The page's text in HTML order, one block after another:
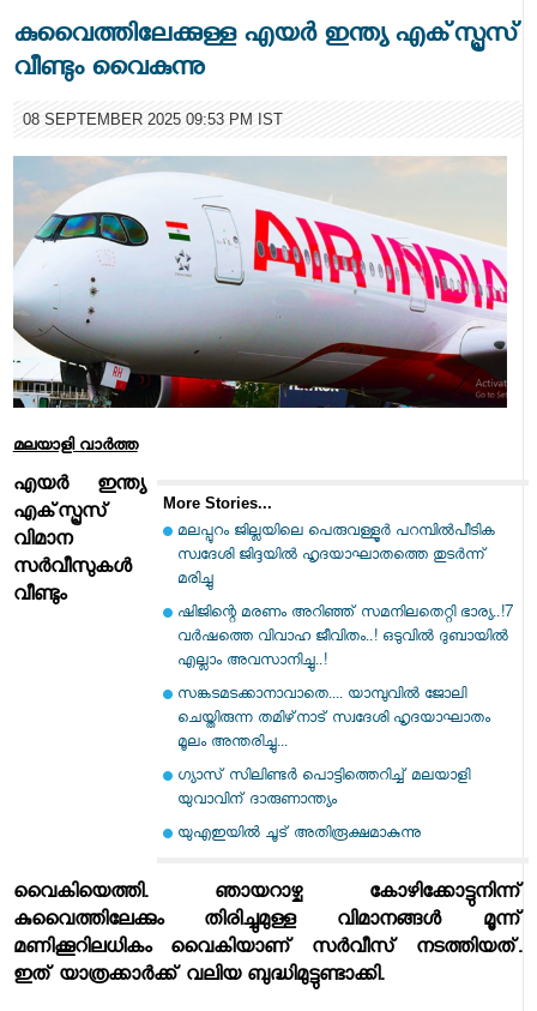
കുവൈത്തിലേക്കുള്ള എയര്‍ ഇന്ത്യ എക്‌സ്പ്രസ്
വീണ്ടും വൈകുന്നു
08 SEPTEMBER 2025 09:53 PM IST
മലയാളി വാര്‍ത്ത
More Stories...
മലപ്പുറം ജില്ലയിലെ പെരുവള്ളൂർ പറമ്പിൽപീടിക
സ്വദേശി ജിദ്ദയിൽ ഹൃദയാഘാതത്തെ തുടർന്ന്
മരിച്ചു
ഷിജിന്റെ മരണം അറിഞ്ഞ് സമനിലതെറ്റി ഭാര്യ..!7
വർഷത്തെ വിവാഹ ജീവിതം..! ഒടുവിൽ ദുബായിൽ
എല്ലാം അവസാനിച്ചു..!
സങ്കടമടക്കാനാവാതെ.... യാമ്പുവിൽ ജോലി
ചെയ്തിരുന്ന തമിഴ്‌നാട് സ്വദേശി ഹൃദയാഘാതം
മൂലം അന്തരിച്ചു...
ഗ്യാസ് സിലിണ്ടര്‍ പൊട്ടിത്തെറിച്ച് മലയാളി
യുവാവിന് ദാരുണാന്ത്യം
യുഎഇയില്‍ ചൂട് അതിരൂക്ഷമാകുന്നു
എയര്‍ ഇന്ത്യ
എക്‌സ്പ്രസ്
വിമാന
സര്‍വീസുകള്‍
വീണ്ടും
വൈകിയെത്തി. ഞായറാഴ്ച കോഴിക്കോട്ടുനിന്ന്
കുവൈത്തിലേക്കും തിരിച്ചുമുള്ള വിമാനങ്ങള്‍ മൂന്ന്
മണിക്കൂറിലധികം വൈകിയാണ് സര്‍വീസ് നടത്തിയത്.
ഇത് യാത്രക്കാര്‍ക്ക് വലിയ ബുദ്ധിമുട്ടുണ്ടാക്കി.